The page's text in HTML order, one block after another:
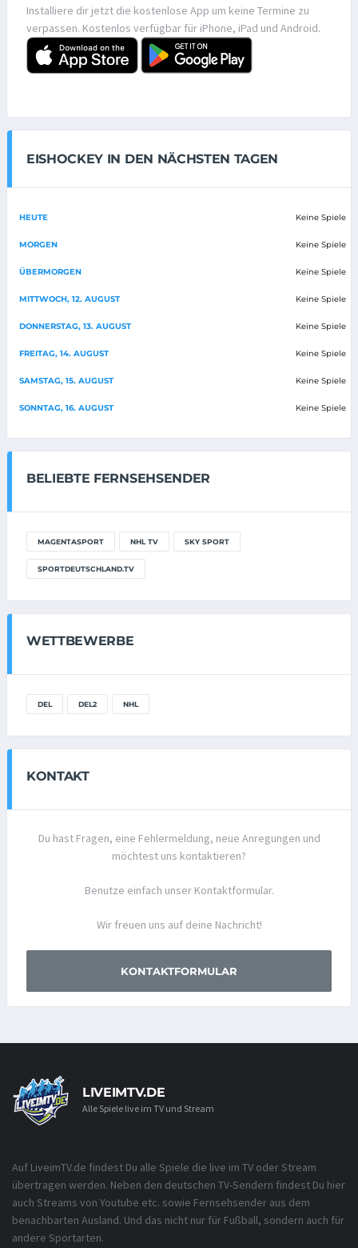
Installiere dir jetzt die kostenlose App um keine Termine zu
verpassen. Kostenlos verfügbar für iPhone, iPad und Android.
EISHOCKEY IN DEN NÄCHSTEN TAGEN
HEUTE Keine Spiele
MORGEN Keine Spiele
ÜBERMORGEN Keine Spiele
MITTWOCH, 12. AUGUST Keine Spiele
DONNERSTAG, 13. AUGUST Keine Spiele
FREITAG, 14. AUGUST Keine Spiele
SAMSTAG, 15. AUGUST Keine Spiele
SONNTAG, 16. AUGUST Keine Spiele
BELIEBTE FERNSEHSENDER
MAGENTASPORT NHL TV SKY SPORT
SPORTDEUTSCHLAND.TV
WETTBEWERBE
DEL DEL2 NHL
KONTAKT
Du hast Fragen, eine Fehlermeldung, neue Anregungen und
möchtest uns kontaktieren?
Benutze einfach unser Kontaktformular.
Wir freuen uns auf deine Nachricht!
KONTAKTFORMULAR
LIVEIMTV.DE
Alle Spiele live im TV und Stream
Auf LiveimTV.de findest Du alle Spiele die live im TV oder Stream
übertragen werden. Neben den deutschen TV-Sendern findest Du hier
auch Streams von Youtube etc. sowie Fernsehsender aus dem
benachbarten Ausland. Und das nicht nur für Fußball, sondern auch für
andere Sportarten.